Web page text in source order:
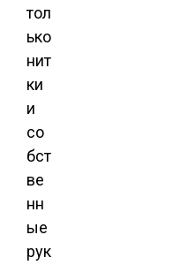
тол
ько
нит
ки
и
со
бст
ве
нн
ые
рук